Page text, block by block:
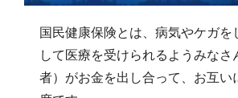
国民健康保険とは、病気やケガを
して医療を受けられるようみなさ
者）がお金を出し合って、お互い